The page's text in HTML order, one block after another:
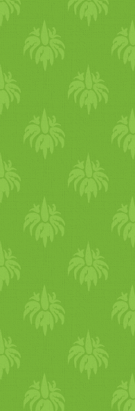
majd
olajat.
mehet is a